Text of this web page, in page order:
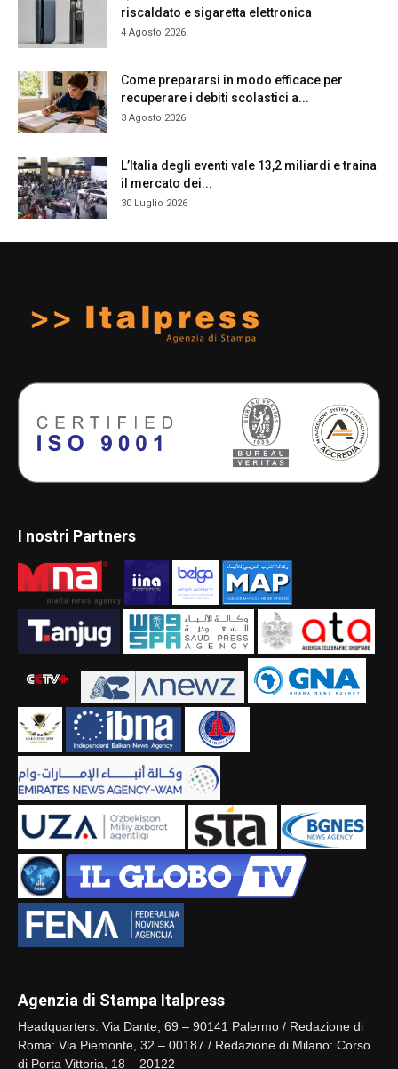
riscaldato e sigaretta elettronica
4 Agosto 2026
Come prepararsi in modo efficace per
recuperare i debiti scolastici a...
3 Agosto 2026
L’Italia degli eventi vale 13,2 miliardi e traina
il mercato dei...
30 Luglio 2026
I nostri Partners
Agenzia di Stampa Italpress
Headquarters: Via Dante, 69 – 90141 Palermo / Redazione di
Roma: Via Piemonte, 32 – 00187 / Redazione di Milano: Corso
di Porta Vittoria, 18 – 20122